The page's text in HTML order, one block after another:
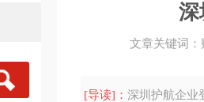
深
文章关键词
[导读]： 深圳护航企业